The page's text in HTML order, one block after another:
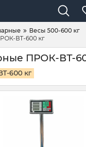
Весы 500-600 кг
ВТ-600 кг
ПРОК-ВТ-
600 кг